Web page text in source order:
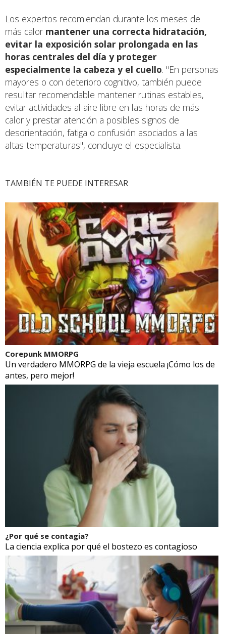
Los expertos recomiendan durante los meses de
más calor mantener una correcta hidratación,
evitar la exposición solar prolongada en las
horas centrales del día y proteger
especialmente la cabeza y el cuello. "En personas
mayores o con deterioro cognitivo, también puede
resultar recomendable mantener rutinas estables,
evitar actividades al aire libre en las horas de más
calor y prestar atención a posibles signos de
desorientación, fatiga o confusión asociados a las
altas temperaturas", concluye el especialista.
TAMBIÉN TE PUEDE INTERESAR
Corepunk MMORPG
Un verdadero MMORPG de la vieja escuela ¡Cómo los de
antes, pero mejor!
¿Por qué se contagia?
La ciencia explica por qué el bostezo es contagioso